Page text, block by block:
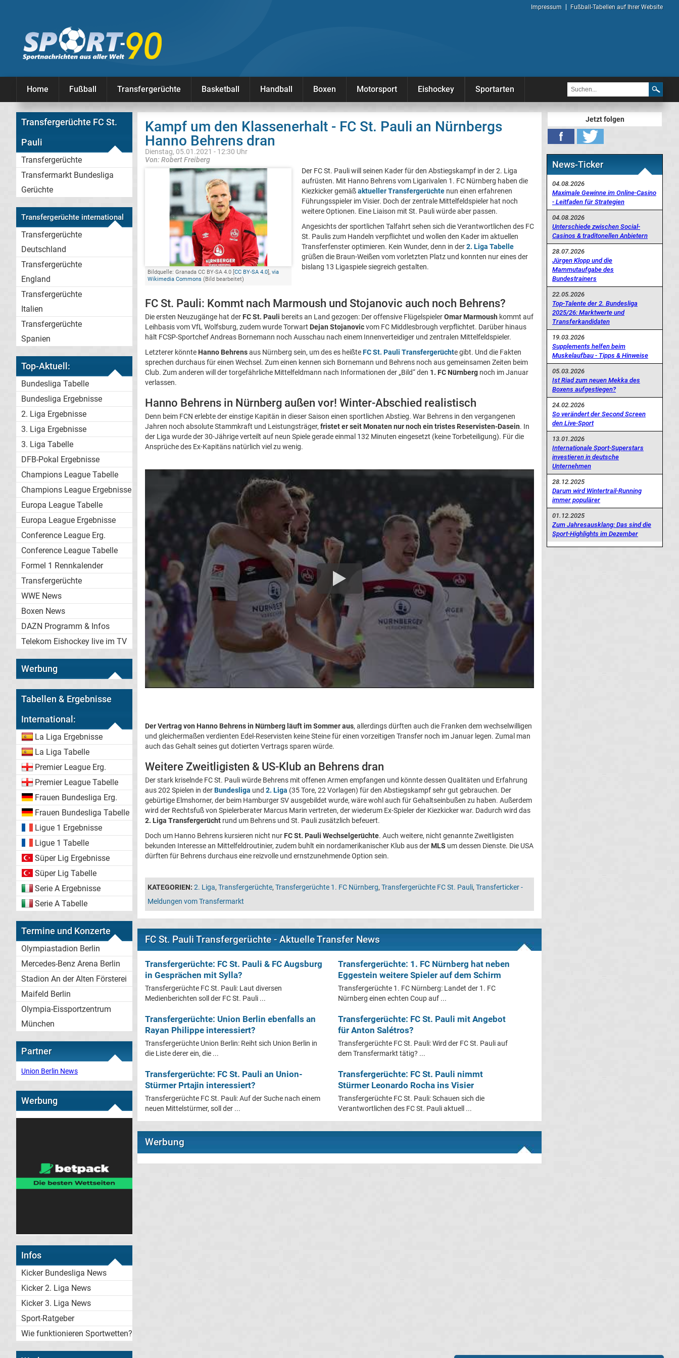
Impressum Fußball-Tabellen auf Ihrer Website
Home Fußball Transfergerüchte Basketball Handball Boxen Motorsport Eishockey Sportarten
Transfergerüchte FC St.
Pauli
Transfergerüchte
Transfermarkt Bundesliga
Gerüchte
Transfergerüchte international
Transfergerüchte
Deutschland
Transfergerüchte
England
Transfergerüchte
Italien
Transfergerüchte
Spanien
Top-Aktuell:
Bundesliga Tabelle
Bundesliga Ergebnisse
2. Liga Ergebnisse
3. Liga Ergebnisse
3. Liga Tabelle
DFB-Pokal Ergebnisse
Champions League Tabelle
Champions League Ergebnisse
Europa League Tabelle
Europa League Ergebnisse
Conference League Erg.
Conference League Tabelle
Formel 1 Rennkalender
Transfergerüchte
WWE News
Boxen News
DAZN Programm & Infos
Telekom Eishockey live im TV
Werbung
Tabellen & Ergebnisse
International:
La Liga Ergebnisse
La Liga Tabelle
Premier League Erg.
Premier League Tabelle
Frauen Bundesliga Erg.
Frauen Bundesliga Tabelle
Ligue 1 Ergebnisse
Ligue 1 Tabelle
Süper Lig Ergebnisse
Süper Lig Tabelle
Serie A Ergebnisse
Serie A Tabelle
Termine und Konzerte
Olympiastadion Berlin
Mercedes-Benz Arena Berlin
Stadion An der Alten Försterei
Maifeld Berlin
Olympia-Eissportzentrum
München
Partner
Union Berlin News
Werbung
Infos
Kicker Bundesliga News
Kicker 2. Liga News
Kicker 3. Liga News
Sport-Ratgeber
Wie funktionieren Sportwetten?
Kampf um den Klassenerhalt - FC St. Pauli an Nürnbergs
Hanno Behrens dran
Dienstag, 05.01.2021 - 12:30 Uhr
Von: Robert Freiberg
Bildquelle: Granada CC BY-SA 4.0 [CC BY-SA 4.0], via
Wikimedia Commons (Bild bearbeitet)
Der FC St. Pauli will seinen Kader für den Abstiegskampf in der 2. Liga
aufrüsten. Mit Hanno Behrens vom Ligarivalen 1. FC Nürnberg haben die
Kiezkicker gemäßaktueller Transfergerüchte nun einen erfahrenen
Führungsspieler im Visier. Doch der zentrale Mittelfeldspieler hat noch
weitere Optionen. Eine Liaison mit St. Pauli würde aber passen.
Angesichts der sportlichen Talfahrt sehen sich die Verantwortlichen des FC
St. Paulis zum Handeln verpflichtet und wollen den Kader im aktuellen
Transferfenster optimieren. Kein Wunder, denn in der2. Liga Tabelle
grüßen die Braun-Weißen vom vorletzten Platz und konnten nur eines der
bislang 13 Ligaspiele siegreich gestalten.
FC St. Pauli: Kommt nach Marmoush und Stojanovic auch noch Behrens?
Die ersten Neuzugänge hat der FC St. Pauli bereits an Land gezogen: Der offensive FlügelspielerOmar Marmoush kommt auf
Leihbasis vom VfL Wolfsburg, zudem wurde Torwart Dejan Stojanovicvom FC Middlesbrough verpflichtet. Darüber hinaus
hält FCSP-Sportchef Andreas Bornemann noch Ausschau nach einem Innenverteidiger und zentralen Mittelfeldspieler.
Letzterer könnte Hanno Behrensaus Nürnberg sein, um des es heißteFC St. Pauli Transfergerüchte gibt. Und die Fakten
sprechen durchaus für einen Wechsel. Zum einen kennen sich Bornemann und Behrens noch aus gemeinsamen Zeiten beim
Club. Zum anderen will der torgefährliche Mittelfeldmann nach Informationen der „Bild“ den 1. FC Nürnberg noch im Januar
verlassen.
Hanno Behrens in Nürnberg außen vor! Winter-Abschied realistisch
Denn beim FCN erlebte der einstige Kapitän in dieser Saison einen sportlichen Abstieg. War Behrens in den vergangenen
Jahren noch absolute Stammkraft und Leistungsträger, fristet er seit Monaten nur noch ein tristes Reservisten-Dasein. In
der Liga wurde der 30-Jährige verteilt auf neun Spiele gerade einmal 132 Minuten eingesetzt (keine Torbeteiligung). Für die
Ansprüche des Ex-Kapitäns natürlich viel zu wenig.
Der Vertrag von Hanno Behrens in Nürnberg läuft im Sommer aus, allerdings dürften auch die Franken dem wechselwilligen
und gleichermaßen verdienten Edel-Reservisten keine Steine für einen vorzeitigen Transfer noch im Januar legen. Zumal man
auch das Gehalt seines gut dotierten Vertrags sparen würde.
Weitere Zweitligisten & US-Klub an Behrens dran
Der stark kriselnde FC St. Pauli würde Behrens mit offenen Armen empfangen und könnte dessen Qualitäten und Erfahrung
aus 202 Spielen in derBundesliga und 2. Liga (35 Tore, 22 Vorlagen) für den Abstiegskampf sehr gut gebrauchen. Der
gebürtige Elmshorner, der beim Hamburger SV ausgebildet wurde, wäre wohl auch für Gehaltseinbußen zu haben. Außerdem
wird der Rechtsfuß von Spielerberater Marcus Marin vertreten, der wiederum Ex-Spieler der Kiezkicker war. Dadurch wird das
2. Liga Transfergerücht rund um Behrens und St. Pauli zusätzlich befeuert.
Doch um Hanno Behrens kursieren nicht nur FC St. Pauli Wechselgerüchte. Auch weitere, nicht genannte Zweitligisten
bekunden Interesse an Mittelfeldroutinier, zudem buhlt ein nordamerikanischer Klub aus der MLS um dessen Dienste. Die USA
dürften für Behrens durchaus eine reizvolle und ernstzunehmende Option sein.
KATEGORIEN: 2. Liga, Transfergerüchte, Transfergerüchte 1. FC Nürnberg, Transfergerüchte FC St. Pauli, Transferticker -
Meldungen vom Transfermarkt
FC St. Pauli Transfergerüchte - Aktuelle Transfer News
Transfergerüchte: FC St. Pauli & FC Augsburg
in Gesprächen mit Sylla?
Transfergerüchte FC St. Pauli: Laut diversen
Medienberichten soll der FC St. Pauli ...
Transfergerüchte: 1. FC Nürnberg hat neben
Eggestein weitere Spieler auf dem Schirm
Transfergerüchte 1. FC Nürnberg: Landet der 1. FC
Nürnberg einen echten Coup auf ...
Transfergerüchte: Union Berlin ebenfalls an
Rayan Philippe interessiert?
Transfergerüchte Union Berlin: Reiht sich Union Berlin in
die Liste derer ein, die ...
Transfergerüchte: FC St. Pauli mit Angebot
für Anton Salétros?
Transfergerüchte FC St. Pauli: Wird der FC St. Pauli auf
dem Transfermarkt tätig? ...
Transfergerüchte: FC St. Pauli an Union-
Stürmer Prtajin interessiert?
Transfergerüchte FC St. Pauli: Auf der Suche nach einem
neuen Mittelstürmer, soll der ...
Transfergerüchte: FC St. Pauli nimmt
Stürmer Leonardo Rocha ins Visier
Transfergerüchte FC St. Pauli: Schauen sich die
Verantwortlichen des FC St. Pauli aktuell ...
Werbung
Jetzt folgen
News-Ticker
04.08.2026
Maximale Gewinne im Online-Casino
- Leitfaden für Strategien
04.08.2026
Unterschiede zwischen Social-
Casinos & traditonellen Anbietern
28.07.2026
Jürgen Klopp und die
Mammutaufgabe des
Bundestrainers
22.05.2026
Top-Talente der 2. Bundesliga
2025/26: Marktwerte und
Transferkandidaten
19.03.2026
Supplements helfen beim
Muskelaufbau - Tipps & Hinweise
05.03.2026
Ist Riad zum neuen Mekka des
Boxens aufgestiegen?
24.02.2026
So verändert der Second Screen
den Live-Sport
13.01.2026
Internationale Sport-Superstars
investieren in deutsche
Unternehmen
28.12.2025
Darum wird Wintertrail-Running
immer populärer
01.12.2025
Zum Jahresausklang: Das sind die
Sport-Highlights im Dezember